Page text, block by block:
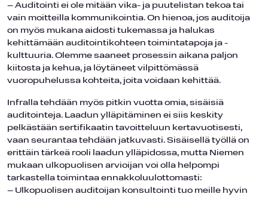
– Auditointi ei ole mitään vika- ja puutelistan tekoa tai
vain moitteilla kommunikointia. On hienoa, jos auditoija
on myös mukana aidosti tukemassa ja halukas
kehittämään auditointikohteen toimintatapoja ja -
kulttuuria. Olemme saaneet prosessin aikana paljon
kiitosta ja kehua, ja löytäneet vilpittömässä
vuoropuhelussa kohteita, joita voidaan kehittää.
Infralla tehdään myös pitkin vuotta omia, sisäisiä
auditointeja. Laadun ylläpitäminen ei siis keskity
pelkästään sertifikaatin tavoitteluun kertavuotisesti,
vaan seurantaa tehdään jatkuvasti. Sisäisellä työllä on
erittäin tärkeä rooli laadun ylläpidossa, mutta Niemen
mukaan ulkopuolisen arvioijan voi olla helpompi
tarkastella toimintaa ennakkoluulottomasti:
– Ulkopuolisen auditoijan konsultointi tuo meille hyvin